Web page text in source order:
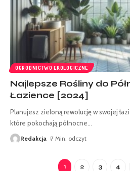
OGRODNICTWO EKOLOGICZNE
Najlepsze Rośliny do
Łazience [2024]
Planujesz zieloną rewolucję w swojej
które pokochają północne
Redakcja 7 Min. odczyt
1 2 3 4